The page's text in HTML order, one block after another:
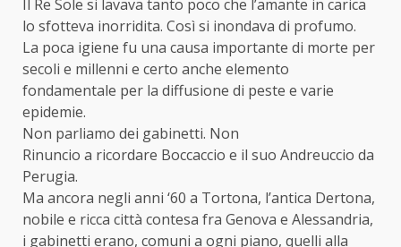
Il Re Sole si lavava tanto poco che l’amante in carica
lo sfotteva inorridita. Così si inondava di profumo.
La poca igiene fu una causa importante di morte per
secoli e millenni e certo anche elemento
fondamentale per la diffusione di peste e varie
epidemie.
Non parliamo dei gabinetti. Non
Rinuncio a ricordare Boccaccio e il suo Andreuccio da
Perugia.
Ma ancora negli anni ‘60 a Tortona, l’antica Dertona,
nobile e ricca città contesa fra Genova e Alessandria,
i gabinetti erano, comuni a ogni piano, quelli alla